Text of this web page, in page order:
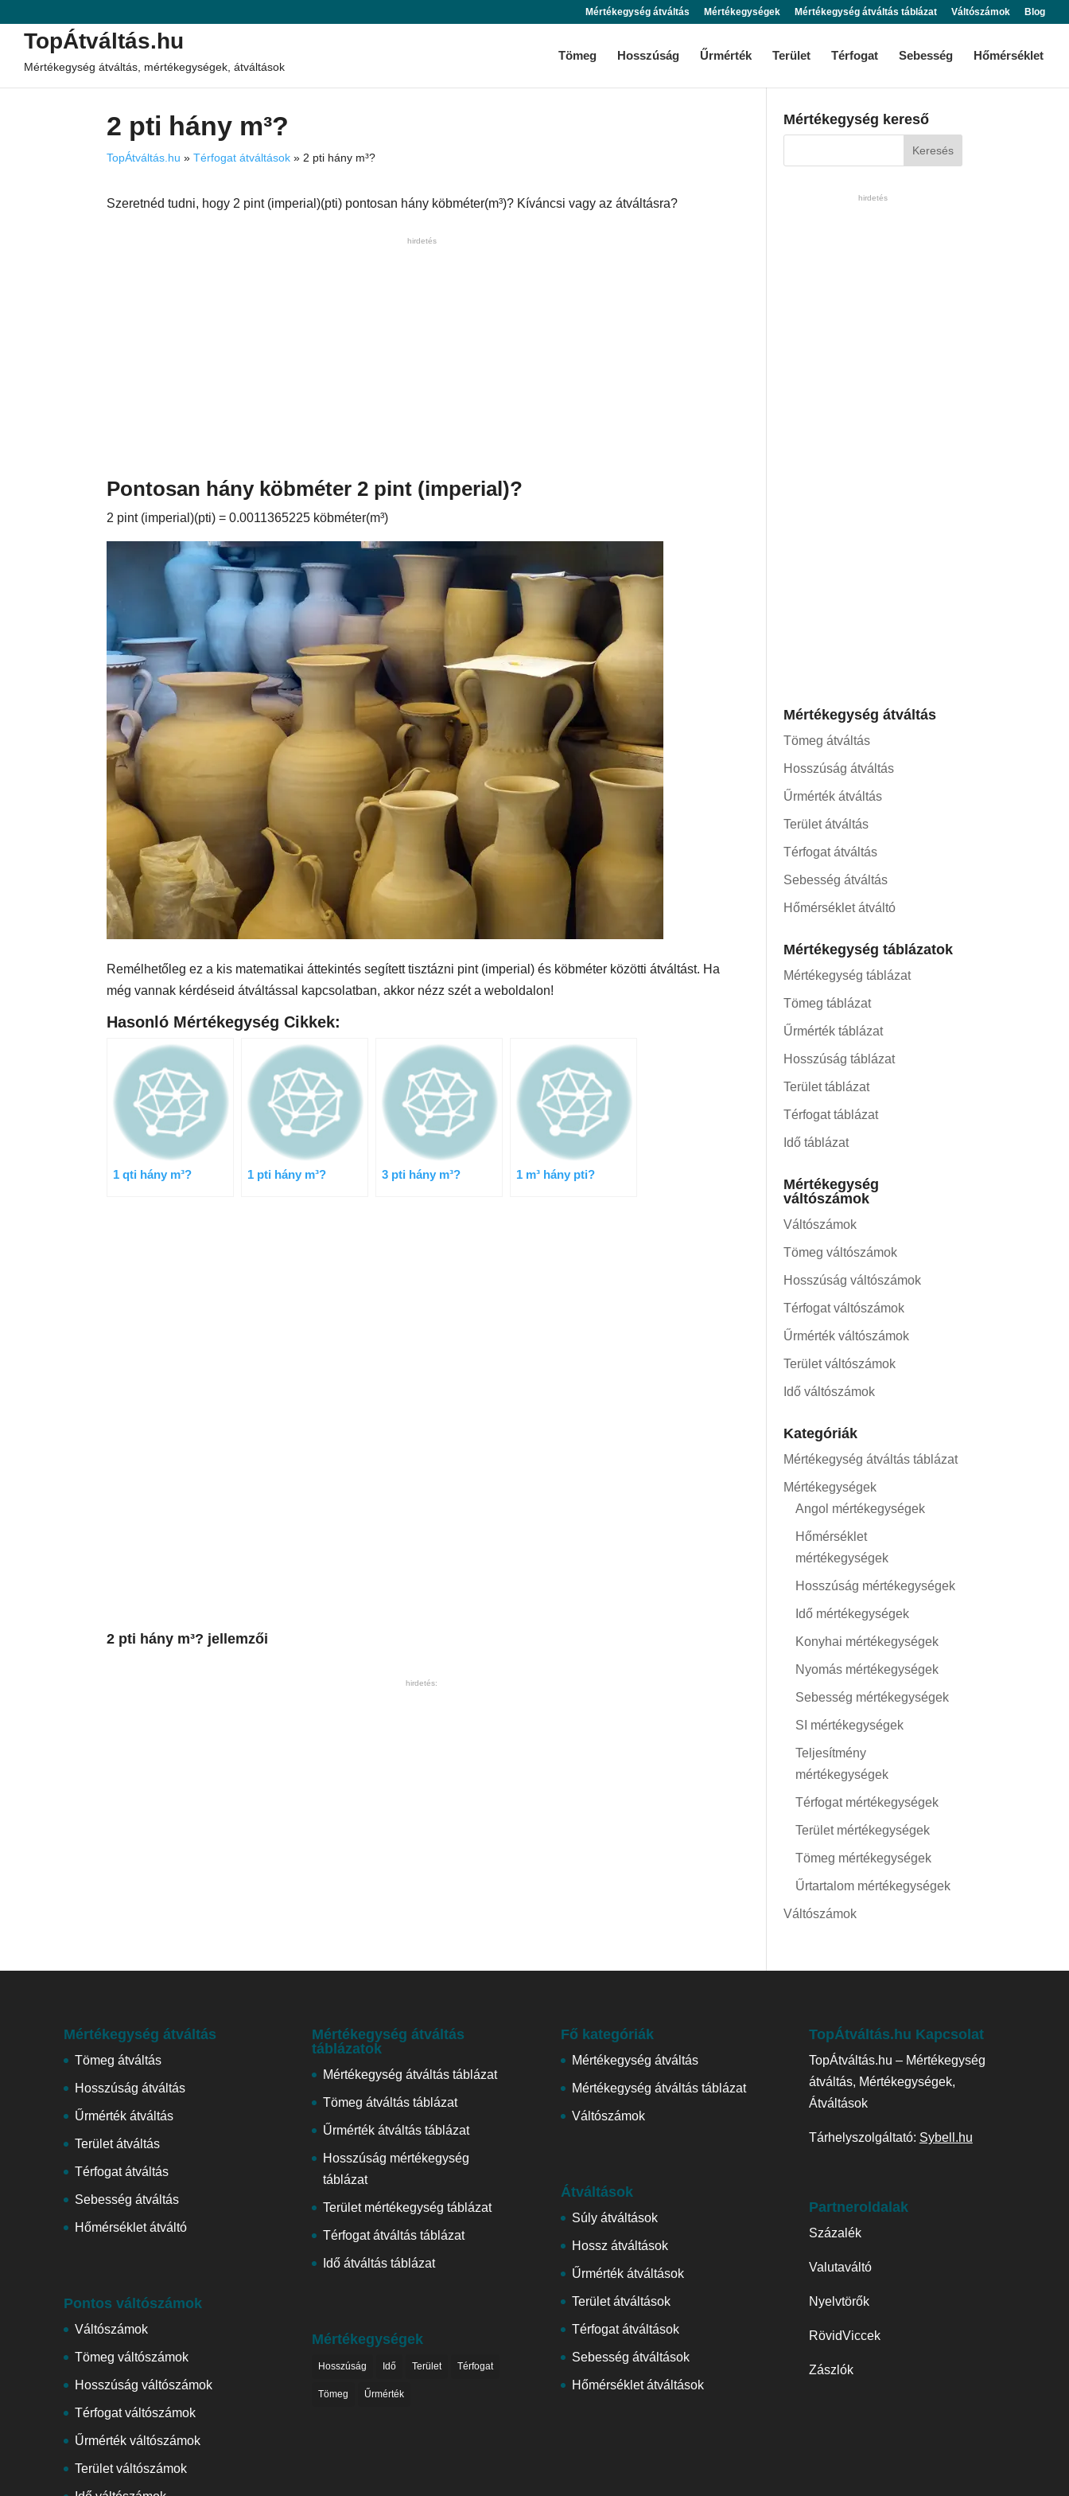
Mértékegység átváltás Mértékegységek Mértékegység átváltás táblázat Váltószámok Blog
TopÁtváltás.hu
Mértékegység átváltás, mértékegységek, átváltások
Tömeg Hosszúság Űrmérték Terület Térfogat Sebesség Hőmérséklet
2 pti hány m³?
TopÁtváltás.hu »Térfogat átváltások » 2 pti hány m³?
Szeretnéd tudni, hogy 2 pint (imperial)(pti) pontosan hány köbméter(m³)? Kíváncsi vagy az átváltásra?
hirdetés
Pontosan hány köbméter 2 pint (imperial)?
2 pint (imperial)(pti) = 0.0011365225 köbméter(m³)
Remélhetőleg ez a kis matematikai áttekintés segített tisztázni pint (imperial) és köbméter közötti átváltást. Ha
még vannak kérdéseid átváltással kapcsolatban, akkor nézz szét a weboldalon!
Hasonló Mértékegység Cikkek:
1 qti hány m³? 1 pti hány m³? 3 pti hány m³? 1 m³ hány pti?
2 pti hány m³? jellemzői
hirdetés:
Mértékegység kereső
hirdetés
Mértékegység átváltás
Tömeg átváltás
Hosszúság átváltás
Űrmérték átváltás
Terület átváltás
Térfogat átváltás
Sebesség átváltás
Hőmérséklet átváltó
Mértékegység táblázatok
Mértékegység táblázat
Tömeg táblázat
Űrmérték táblázat
Hosszúság táblázat
Terület táblázat
Térfogat táblázat
Idő táblázat
Mértékegység
váltószámok
Váltószámok
Tömeg váltószámok
Hosszúság váltószámok
Térfogat váltószámok
Űrmérték váltószámok
Terület váltószámok
Idő váltószámok
Kategóriák
Mértékegység átváltás táblázat
Mértékegységek
Angol mértékegységek
Hőmérséklet
mértékegységek
Hosszúság mértékegységek
Idő mértékegységek
Konyhai mértékegységek
Nyomás mértékegységek
Sebesség mértékegységek
SI mértékegységek
Teljesítmény
mértékegységek
Térfogat mértékegységek
Terület mértékegységek
Tömeg mértékegységek
Űrtartalom mértékegységek
Váltószámok
Mértékegység átváltás
Tömeg átváltás
Hosszúság átváltás
Űrmérték átváltás
Terület átváltás
Térfogat átváltás
Sebesség átváltás
Hőmérséklet átváltó
Pontos váltószámok
Váltószámok
Tömeg váltószámok
Hosszúság váltószámok
Térfogat váltószámok
Űrmérték váltószámok
Terület váltószámok
Mértékegység átváltás
táblázatok
Mértékegység átváltás táblázat
Tömeg átváltás táblázat
Űrmérték átváltás táblázat
Hosszúság mértékegység
táblázat
Terület mértékegység táblázat
Térfogat átváltás táblázat
Idő átváltás táblázat
Mértékegységek
Hosszúság Idő Terület Térfogat
Tömeg Űrmérték
Fő kategóriák
Mértékegység átváltás
Mértékegység átváltás táblázat
Váltószámok
Átváltások
Súly átváltások
Hossz átváltások
Űrmérték átváltások
Terület átváltások
Térfogat átváltások
Sebesség átváltások
Hőmérséklet átváltások
TopÁtváltás.hu Kapcsolat
TopÁtváltás.hu – Mértékegység
átváltás, Mértékegységek,
Átváltások
Tárhelyszolgáltató: Sybell.hu
Partneroldalak
Százalék
Valutaváltó
Nyelvtörők
RövidViccek
Zászlók